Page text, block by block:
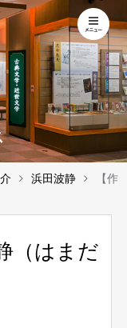
浜田波静
【作
（はまだ